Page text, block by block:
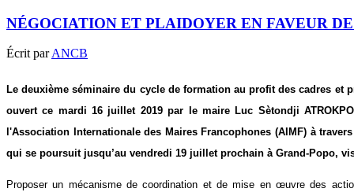
NÉGOCIATION ET PLAIDOYER EN FAVEUR
Écrit parANCB
Le deuxième séminaire du cycle de formation au profit des cadres
ouvert ce mardi 16 juillet 2019 par le maire Luc Sètondji
l'Association Internationale des Maires Francophones (AIMF) à
qui se poursuit jusqu’au vendredi 19 juillet prochain à Grand-Popo,
Proposer un mécanisme de coordination et de mise en œuvre des